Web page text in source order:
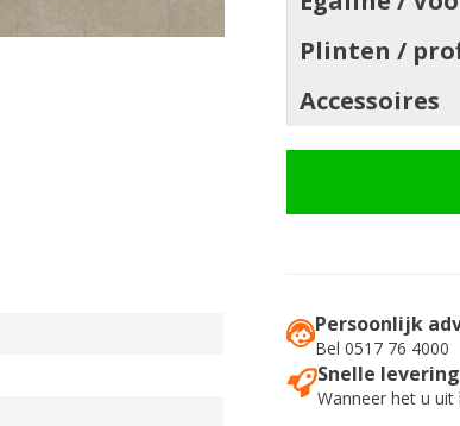
Plinten /
Accessoires
Persoonlijk
Bel 0517 76 4000
Snelle levering
Wanneer het u